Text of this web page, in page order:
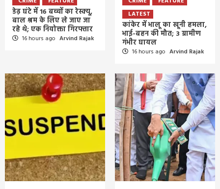
डेढ़ घंटे में 16 बच्चों का रेस्क्यू,
बाल श्रम के लिए ले जाए जा
रहे थे; एक नियोक्ता गिरफ्तार
16 hours ago Arvind Rajak
LATEST
कांकेर में भालू का खूनी हमला,
भाई-बहन की मौत; 3 ग्रामीण
गंभीर घायल
16 hours ago Arvind Rajak